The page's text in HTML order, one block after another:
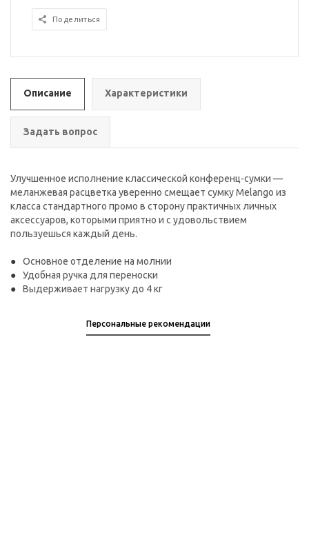
Поделиться
Описание Характеристики
Задать вопрос
Улучшенное исполнение классической конференц-сумки —
меланжевая расцветка уверенно смещает сумку Melango из
класса стандартного промо в сторону практичных личных
аксессуаров, которыми приятно и с удовольствием
пользуешься каждый день.
Основное отделение на молнии
Удобная ручка для переноски
Выдерживает нагрузку до 4 кг
Персональные рекомендации